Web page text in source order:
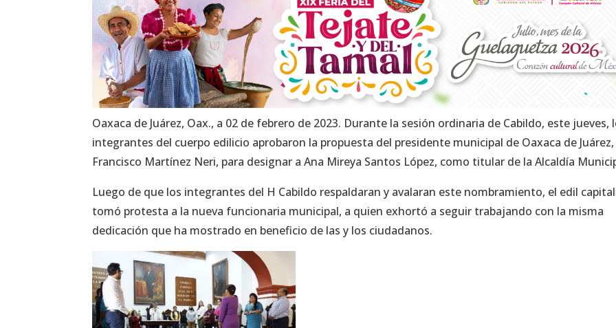
Oaxaca de Juárez, Oax., a 02 de febrero de 2023. Durante la sesión ordinaria de Cabildo, este jueves,
integrantes del cuerpo edilicio aprobaron la propuesta del presidente municipal de Oaxaca de Juárez,
Francisco Martínez Neri, para designar a Ana Mireya Santos López, como titular de la Alcaldía
Luego de que los integrantes del H Cabildo respaldaran y avalaran este nombramiento, el edil
tomó protesta a la nueva funcionaria municipal, a quien exhortó a seguir trabajando con la misma
dedicación que ha mostrado en beneficio de las y los ciudadanos.